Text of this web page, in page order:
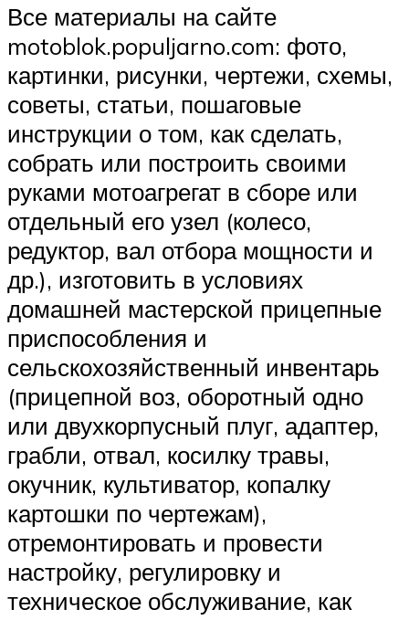
Все материалы на сайте
motoblok.populjarno.com: фото,
картинки, рисунки, чертежи, схемы,
советы, статьи, пошаговые
инструкции о том, как сделать,
собрать или построить своими
руками мотоагрегат в сборе или
отдельный его узел (колесо,
редуктор, вал отбора мощности и
др.), изготовить в условиях
домашней мастерской прицепные
приспособления и
сельскохозяйственный инвентарь
(прицепной воз, оборотный одно
или двухкорпусный плуг, адаптер,
грабли, отвал, косилку травы,
окучник, культиватор, копалку
картошки по чертежам),
отремонтировать и провести
настройку, регулировку и
техническое обслуживание, как